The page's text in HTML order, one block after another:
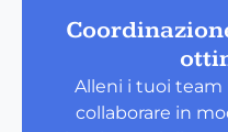
Alleni i tuoi team
collaborare in